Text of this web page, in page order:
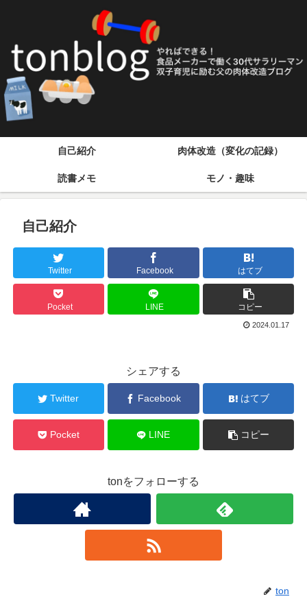
自己紹介 肉体改造（変化の記録）
読書メモ モノ・趣味
自己紹介
Twitter Facebook はてブ
Pocket LINE コピー
2024.01.17
シェアする
Twitter Facebook はてブ
Pocket LINE コピー
tonをフォローする
ton